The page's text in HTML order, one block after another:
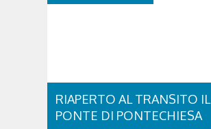
RIAPERTO AL TRANSITO IL
PONTE DI PONTECHIESA